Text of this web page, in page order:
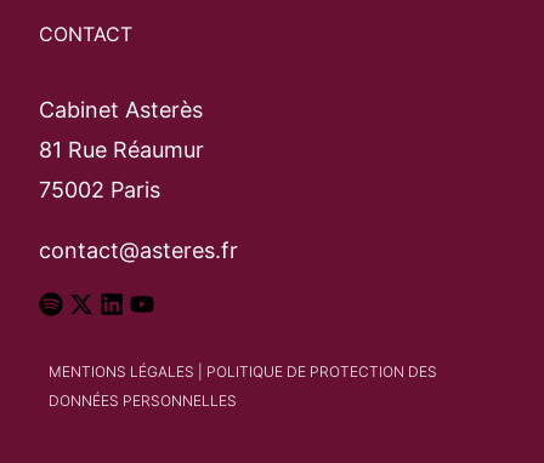
CONTACT
Cabinet Asterès
81 Rue Réaumur
75002 Paris
contact@asteres.fr
MENTIONS LÉGALES
POLITIQUE DE PROTECTION DES
DONNÉES PERSONNELLES